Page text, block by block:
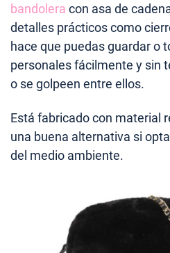
bandolera con asa de
detalles prácticos como
hace que puedas guardar o
personales fácilmente y sin
o se golpeen entre ellos.
Está fabricado con material
una buena alternativa si
del medio ambiente.